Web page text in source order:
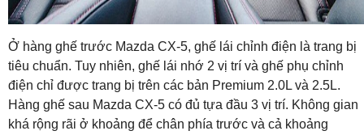
Ở hàng ghế trước Mazda CX-5, ghế lái chỉnh điện là trang bị
tiêu chuẩn. Tuy nhiên, ghế lái nhớ 2 vị trí và ghế phụ chỉnh
điện chỉ được trang bị trên các bản Premium 2.0L và 2.5L.
Hàng ghế sau Mazda CX-5 có đủ tựa đầu 3 vị trí. Không gian
khá rộng rãi ở khoảng để chân phía trước và cả khoảng